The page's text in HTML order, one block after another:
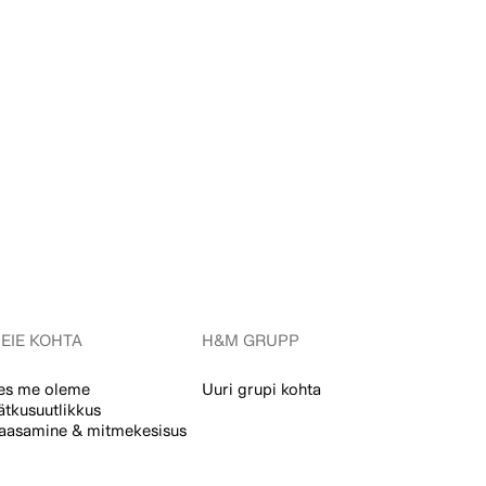
KOHTA
me oleme
& mitmekesisus
H&M GRUPP
Uuri grupi kohta